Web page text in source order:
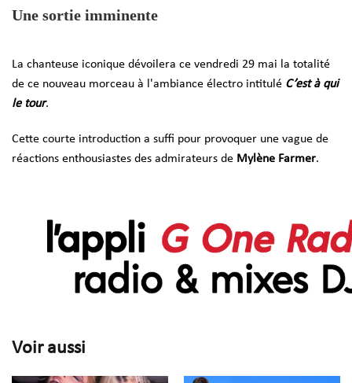
Une sortie imminente
La chanteuse iconique dévoilera ce vendredi 29 mai la totalité
de ce nouveau morceau à l'ambiance électro intitulé C’est à qui
le tour.
Cette courte introduction a suffi pour provoquer une vague de
réactions enthousiastes des admirateurs de Mylène Farmer.
Voir aussi